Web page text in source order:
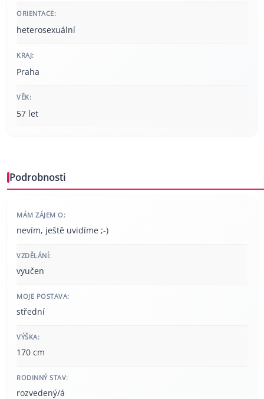
ORIENTACE:
heterosexuální
KRAJ:
Praha
VĚK:
57 let
Podrobnosti
MÁM ZÁJEM O:
nevím, ještě uvidíme ;-)
VZDĚLÁNÍ:
vyučen
MOJE POSTAVA:
střední
VÝŠKA:
170 cm
RODINNÝ STAV:
rozvedený/á